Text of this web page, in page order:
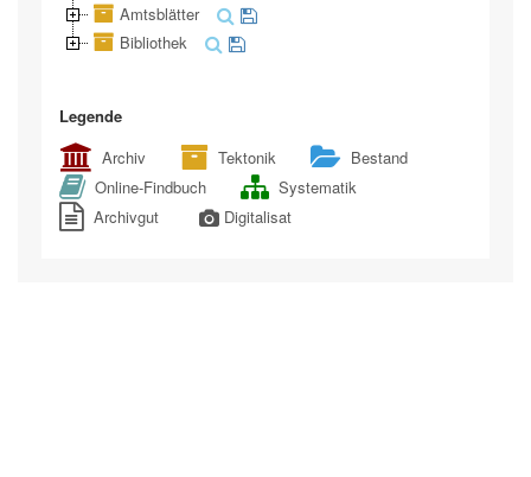
Amtsblätter
Bibliothek
Legende
Archiv
Tektonik
Bestand
Online-Findbuch
Systematik
Archivgut
Digitalisat